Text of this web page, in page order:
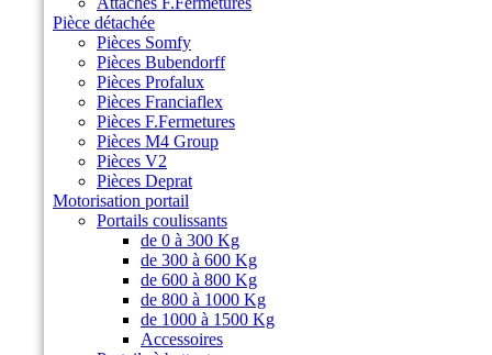
Pièce détachée
Pièces Somfy
Pièces Bubendorff
Pièces Profalux
Pièces Franciaflex
Pièces F.Fermetures
Pièces M4 Group
Pièces V2
Pièces Deprat
Motorisation portail
Portails coulissants
de 0 à 300 Kg
de 300 à 600 Kg
de 600 à 800 Kg
de 800 à 1000 Kg
de 1000 à 1500 Kg
Accessoires